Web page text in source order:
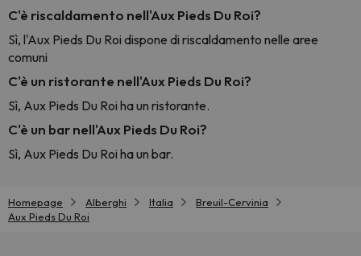
C'è riscaldamento nell'Aux Pieds Du Roi?
Sì, l'Aux Pieds Du Roi dispone di riscaldamento nelle aree
comuni
C'è un ristorante nell'Aux Pieds Du Roi?
Sì, Aux Pieds Du Roi ha un ristorante.
C'è un bar nell'Aux Pieds Du Roi?
Sì, Aux Pieds Du Roi ha un bar.
Homepage Alberghi Italia
Breuil-Cervinia
Aux Pieds Du Roi